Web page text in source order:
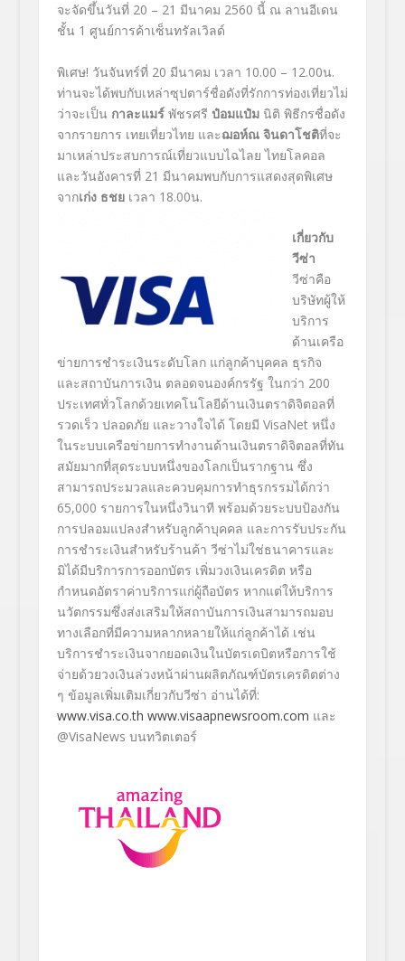
จะจัดขึ้นวันที่ 20 – 21 มีนาคม 2560 นี้ ณ ลานอีเดน
ชั้น 1 ศูนย์การค้าเซ็นทรัลเวิลด์
พิเศษ! วันจันทร์ที่ 20 มีนาคม เวลา 10.00 – 12.00น.
ท่านจะได้พบกับเหล่าซุปตาร์ชื่อดังที่รักการท่องเที่ยวไม่
ว่าจะเป็น กาละแมร์พัชรศรี ป๋อมแป๋มนิติ พิธีกรชื่อดัง
จากรายการ เทยเที่ยวไทย และฌอห์ณ จินดาโชติที่จะ
มาเหล่าประสบการณ์เที่ยวแบบไฉไลย ไทยโลคอล
และวันอังคารที่ 21 มีนาคมพบกับการแสดงสุดพิเศษ
จากเก่ง ธชยเวลา 18.00น.
เกี่ยวกับ
วีซ่า
วีซ่าคือ
บริษัทผู้ให้
บริการ
ด้านเครือ
ข่ายการชำระเงินระดับโลก แก่ลูกค้าบุคคล ธุรกิจ
และสถาบันการเงิน ตลอดจนองค์กรรัฐ ในกว่า 200
ประเทศทั่วโลกด้วยเทคโนโลยีด้านเงินตราดิจิตอลที่
รวดเร็ว ปลอดภัย และวางใจได้ โดยมี VisaNet หนึ่ง
ในระบบเครือข่ายการทำงานด้านเงินตราดิจิตอลที่ทัน
สมัยมากที่สุดระบบหนึ่งของโลกเป็นรากฐาน ซึ่ง
สามารถประมวลและควบคุมการทำธุรกรรมได้กว่า
65,000 รายการในหนึ่งวินาที พร้อมด้วยระบบป้องกัน
การปลอมแปลงสำหรับลูกค้าบุคคล และการรับประกัน
การชำระเงินสำหรับร้านค้า วีซ่าไม่ใช่ธนาคารและ
มิได้มีบริการการออกบัตร เพิ่มวงเงินเครดิต หรือ
กำหนดอัตราค่าบริการแก่ผู้ถือบัตร หากแต่ให้บริการ
นวัตกรรมซึ่งส่งเสริมให้สถาบันการเงินสามารถมอบ
ทางเลือกที่มีความหลากหลายให้แก่ลูกค้าได้ เช่น
บริการชำระเงินจากยอดเงินในบัตรเดบิตหรือการใช้
จ่ายด้วยวงเงินล่วงหน้าผ่านผลิตภัณฑ์บัตรเครดิตต่าง
ๆ ข้อมูลเพิ่มเติมเกี่ยวกับวีซ่า อ่านได้ที่:
www.visa.co.th www.visaapnewsroom.com และ
@VisaNews บนทวิตเตอร์